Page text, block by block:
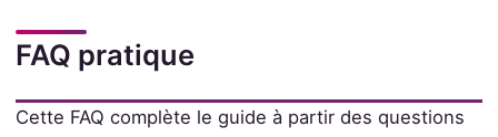
FAQ pratique
Cette FAQ complète le guide à partir des questions